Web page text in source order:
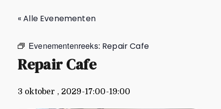
« Alle Evenementen
Evenementenreeks: Repair Cafe
Repair Cafe
3 oktober , 2029-17:00-19:00